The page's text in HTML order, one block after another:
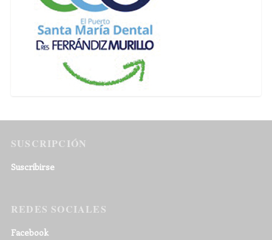
SUSCRIPCIÓN
Suscribirse
REDES SOCIALES
Facebook